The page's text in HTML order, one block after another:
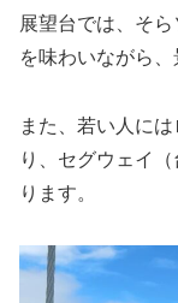
展望台では、そ
を味わいながら、
また、若い人に
り、セグウェイ
ります。